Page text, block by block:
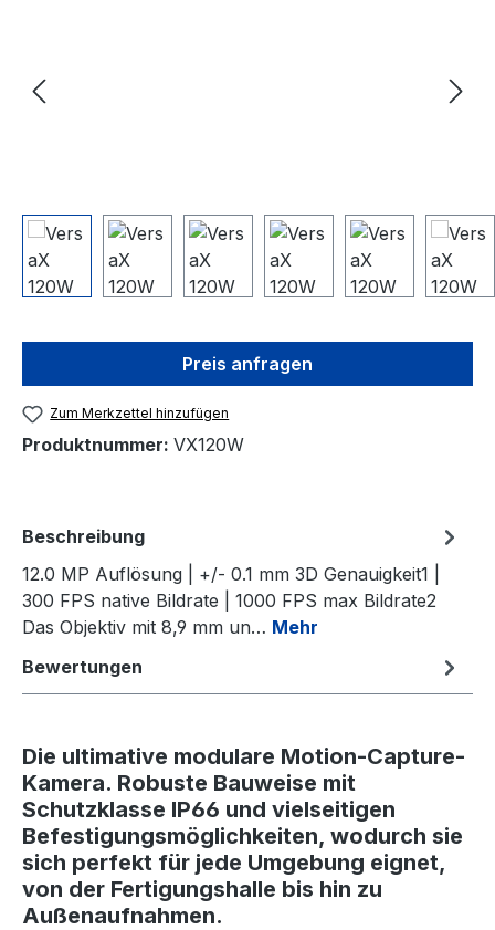
Preis anfragen
Zum Merkzettel hinzufügen
Produktnummer: VX120W
Beschreibung
12.0 MP Auflösung | +/- 0.1 mm 3D Genauigkeit1 |
300 FPS native Bildrate | 1000 FPS max Bildrate2
Das Objektiv mit 8,9 mm un… Mehr
Bewertungen
Die ultimative modulare Motion-Capture-
Kamera. Robuste Bauweise mit
Schutzklasse IP66 und vielseitigen
Befestigungsmöglichkeiten, wodurch sie
sich perfekt für jede Umgebung eignet,
von der Fertigungshalle bis hin zu
Außenaufnahmen.